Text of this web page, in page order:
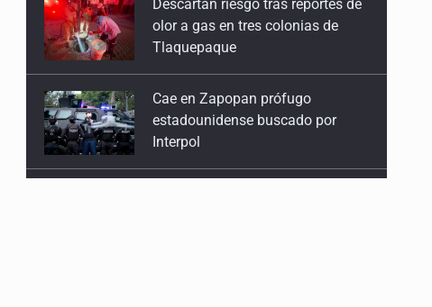
Cae en Zapopan prófugo
estadounidense buscado por
Interpol
UdeG convierte residuos de agave
en biotextil